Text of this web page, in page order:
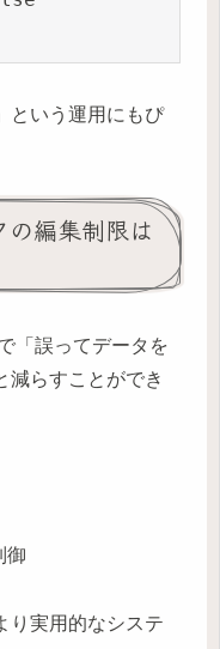
という運用にもぴ
の編集制限は
「誤ってデータを
減らすことができ
御
り実用的なシステ